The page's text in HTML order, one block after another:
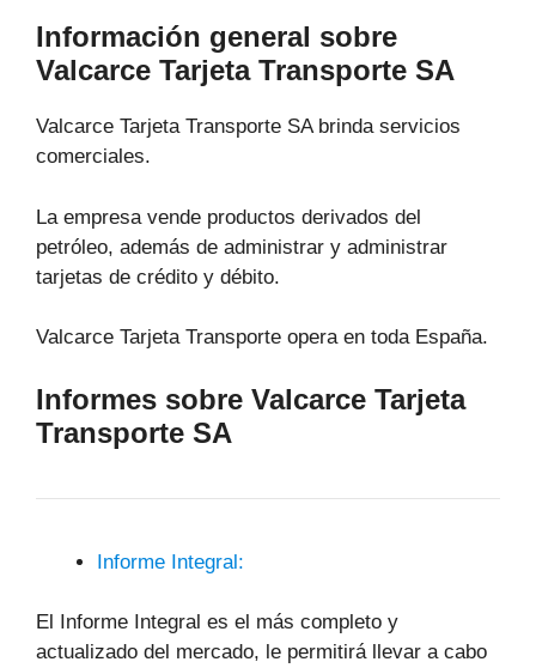
Información general sobre
Valcarce Tarjeta Transporte SA
Valcarce Tarjeta Transporte SA brinda servicios
comerciales.
La empresa vende productos derivados del
petróleo, además de administrar y administrar
tarjetas de crédito y débito.
Valcarce Tarjeta Transporte opera en toda España.
Informes sobre Valcarce Tarjeta
Transporte SA
Informe Integral:
El Informe Integral es el más completo y
actualizado del mercado, le permitirá llevar a cabo